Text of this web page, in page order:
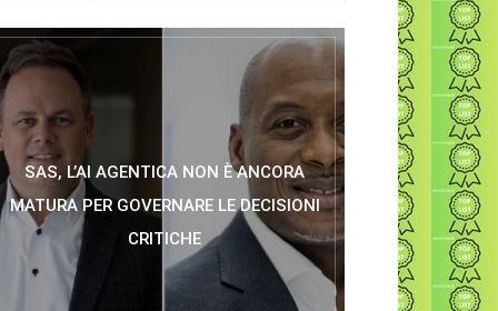
SAS, L’AI AGENTICA NON È ANCORA
MATURA PER GOVERNARE LE DECISIONI
CRITICHE